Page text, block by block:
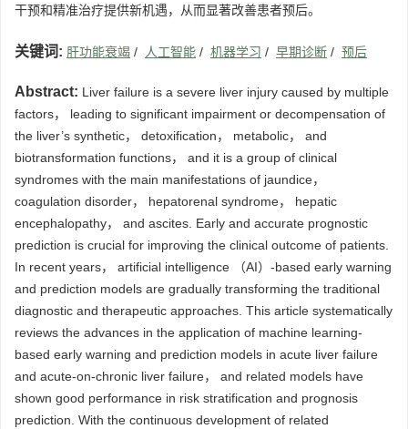
干预和精准治疗提供新机遇，从而显著改善患者预后。
关键词: 肝功能衰竭 / 人工智能 / 机器学习 / 早期诊断 / 预后
Abstract: Liver failure is a severe liver injury caused by multiple
factors， leading to significant impairment or decompensation of
the liver’s synthetic， detoxification， metabolic， and
biotransformation functions， and it is a group of clinical
syndromes with the main manifestations of jaundice，
coagulation disorder， hepatorenal syndrome， hepatic
encephalopathy， and ascites. Early and accurate prognostic
prediction is crucial for improving the clinical outcome of patients.
In recent years， artificial intelligence （AI）-based early warning
and prediction models are gradually transforming the traditional
diagnostic and therapeutic approaches. This article systematically
reviews the advances in the application of machine learning-
based early warning and prediction models in acute liver failure
and acute-on-chronic liver failure， and related models have
shown good performance in risk stratification and prognosis
prediction. With the continuous development of related